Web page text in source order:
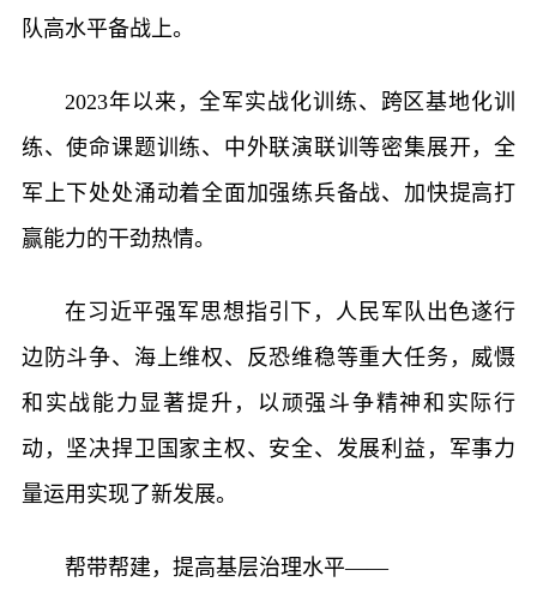
队高水平备战上。
2023年以来，全军实战化训练、跨区基地化训
练、使命课题训练、中外联演联训等密集展开，全
军上下处处涌动着全面加强练兵备战、加快提高打
赢能力的干劲热情。
在习近平强军思想指引下，人民军队出色遂行
边防斗争、海上维权、反恐维稳等重大任务，威慑
和实战能力显著提升，以顽强斗争精神和实际行
动，坚决捍卫国家主权、安全、发展利益，军事力
量运用实现了新发展。
帮带帮建，提高基层治理水平——